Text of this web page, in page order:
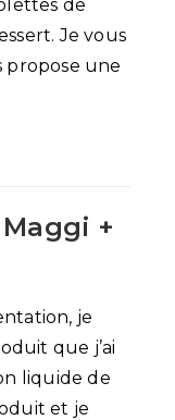
de
Je vous
propose une
+
je
que j’ai
liquide de
et je